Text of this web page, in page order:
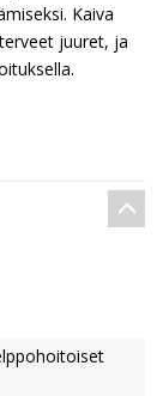
Kaiva
juuret, ja